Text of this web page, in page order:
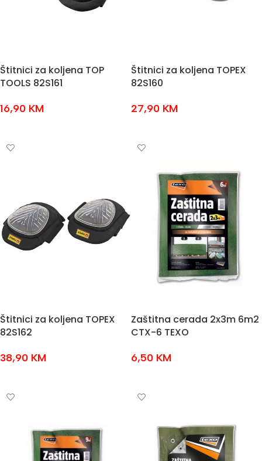
Štitnici za koljena TOP
TOOLS 82S161
16,90 KM
Štitnici za koljena TOPEX
82S160
27,90 KM
Štitnici za koljena TOPEX
82S162
38,90 KM
Zaštitna cerada 2x3m 6m2
CTX-6 TEXO
6,50 KM